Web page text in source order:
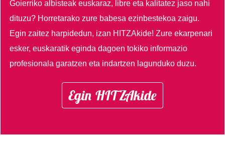
Goierriko albisteak euskaraz, libre eta kalitatez jaso nahi
dituzu? Horretarako zure babesa ezinbestekoa zaigu.
Egin zaitez harpidedun, izan HITZAkide!Zure ekarpenari
esker, euskaratik eginda dagoen tokiko informazio
profesionala garatzen eta indartzen lagunduko duzu.
Egin HITZAkide